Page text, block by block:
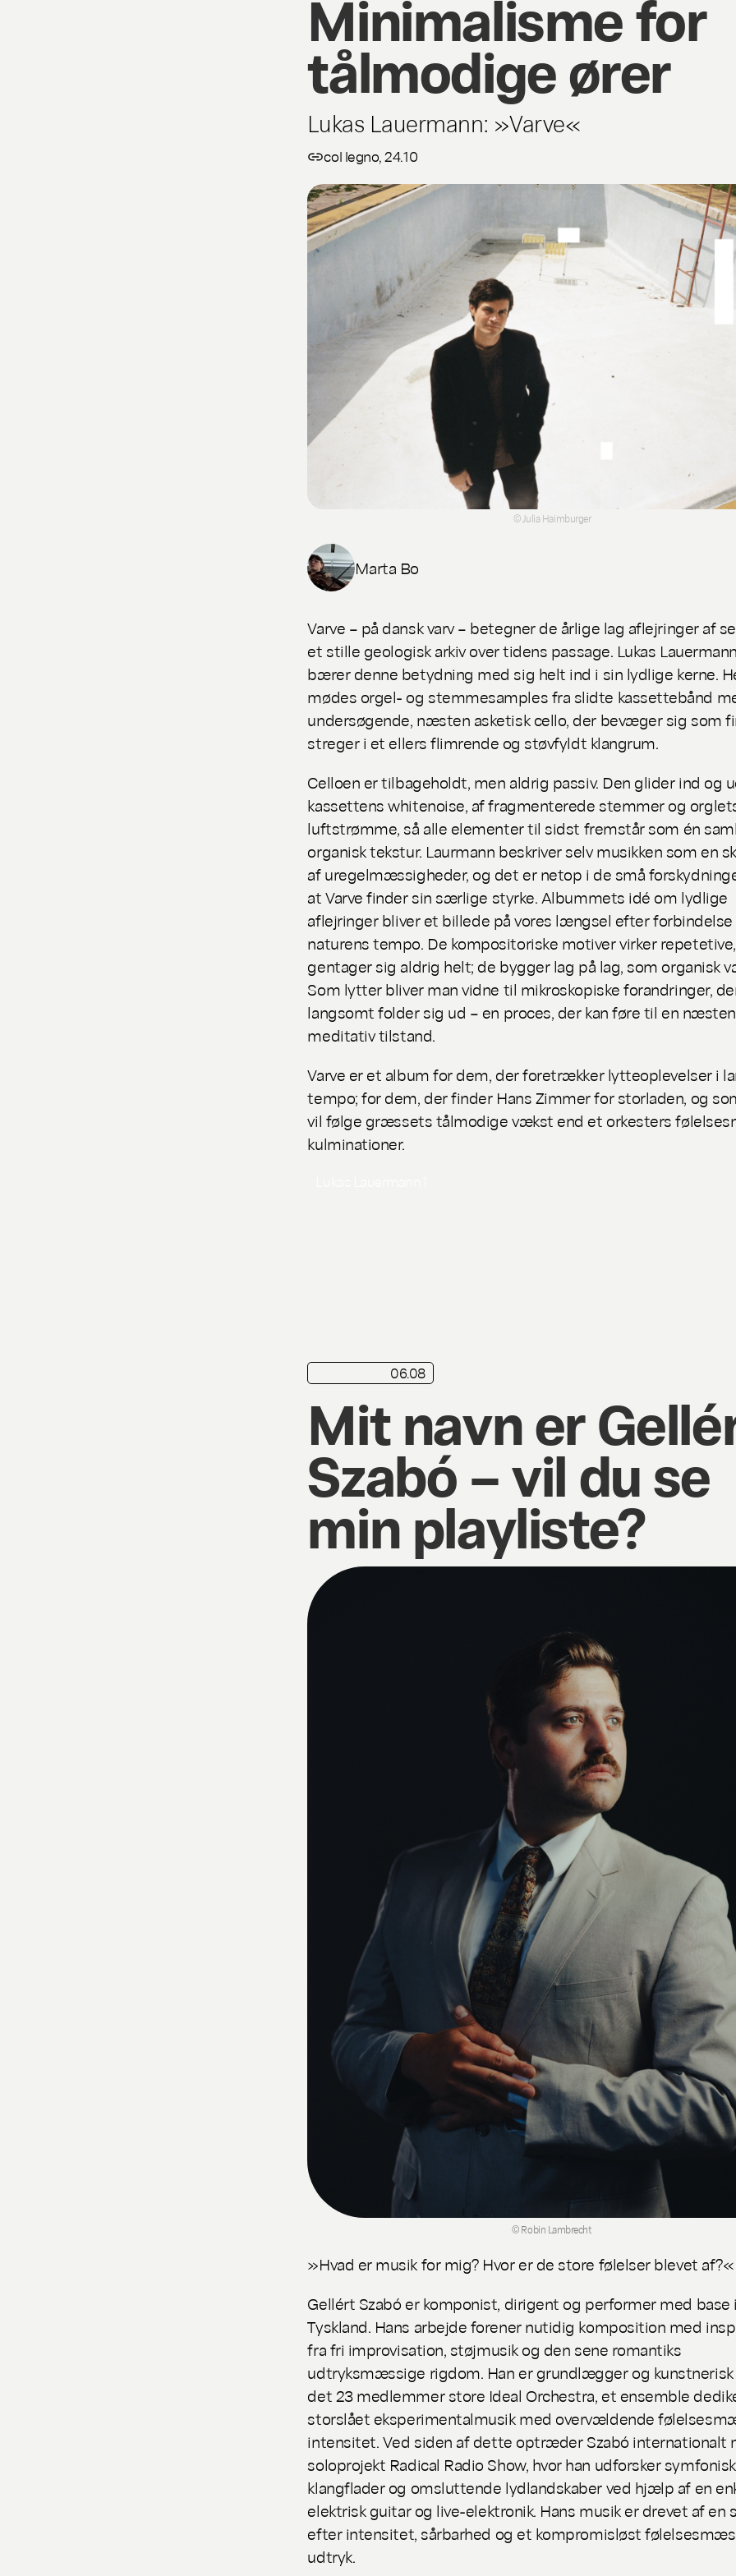
Minimalisme for
tålmodige ører
Lukas Lauermann: »Varve«
col legno, 24.10
© Julia Haimburger
Marta Bo
Varve – på dansk varv – betegner de årlige lag aflejringer af
et stille geologisk arkiv over tidens passage. Lukas
bærer denne betydning med sig helt ind i sin lydlige kerne.
mødes orgel- og stemmesamples fra slidte kassettebånd
undersøgende, næsten asketisk cello, der bevæger sig som
streger i et ellers flimrende og støvfyldt klangrum.
Celloen er tilbageholdt, men aldrig passiv. Den glider ind og
kassettens whitenoise, af fragmenterede stemmer og
luftstrømme, så alle elementer til sidst fremstår som én
organisk tekstur. Laurmann beskriver selv musikken som en
af uregelmæssigheder, og det er netop i de små
atVarvefinder sin særlige styrke. Albummets idé om lydlige
aflejringer bliver et billede på vores længsel efter
naturens tempo. De kompositoriske motiver virker
gentager sig aldrig helt; de bygger lag på lag, som organisk
Som lytter bliver man vidne til mikroskopiske forandringer,
langsomt folder sig ud – en proces, der kan føre til en næsten
meditativ tilstand.
Varve er et album for dem, der foretrækker lytteoplevelser i
tempo; for dem, der finder Hans Zimmer for storladen, og
vil følge græssets tålmodige vækst end et orkesters
kulminationer.
06.08
Mit navn er
Szabó – vil du se
min playliste?
© Robin Lambrecht
»Hvad er musik for mig? Hvor er de store følelser blevet af?«
Gellért Szabó er komponist, dirigent og performer med base
Tyskland. Hans arbejde forener nutidig komposition med
fra fri improvisation, støjmusik og den sene romantiks
udtryksmæssige rigdom. Han er grundlægger og
det 23 medlemmer store Ideal Orchestra, et ensemble
storslået eksperimentalmusik med overvældende
intensitet. Ved siden af dette optræder Szabó internationalt
soloprojekt Radical Radio Show, hvor han udforsker
klangflader og omsluttende lydlandskaber ved hjælp af en
elektrisk guitar og live-elektronik. Hans musik er drevet af en
efter intensitet, sårbarhed og et kompromisløst
udtryk.